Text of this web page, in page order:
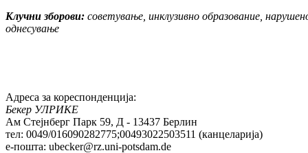
Клучни зборови: советување, инклузивно образование, нарушeн
однесување
Адреса за кореспонденција:
Бекер УЛРИКЕ
Ам Стејнберг Парк 59, Д - 13437 Берлин
тел: 0049/016090282775;00493022503511 (канцеларија)
e-пошта: ubecker@rz.uni-potsdam.de